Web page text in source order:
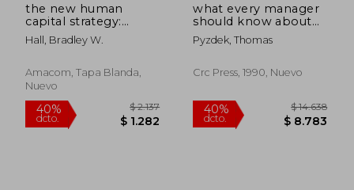
the new human
capital strategy:
improving the value
of your most
investment--year
after year (en Inglés)
Hall, Bradley W.
Amacom, Tapa Blanda,
Nuevo
what every manager
should know about
quality (en Inglés)
Pyzdek, Thomas
Crc Press, 1990, Nuevo